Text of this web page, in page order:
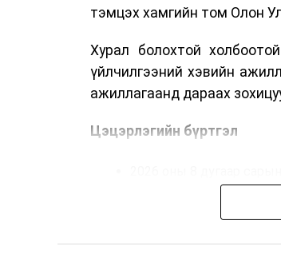
тэмцэх хамгийн том Олон
Хурал болохтой
үйлчилгээний хэвийн
ажиллагаанд дараах
Цэцэрлэгийн бүртгэл
2026 оны 8 дугаар